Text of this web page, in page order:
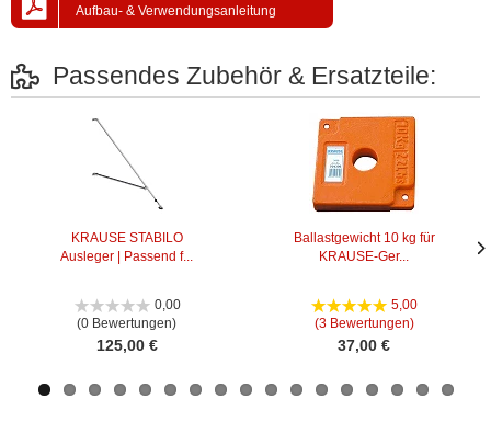
Aufbau- & Verwendungsanleitung
Passendes Zubehör & Ersatzteile:
KRAUSE STABILO
Ausleger | Passend f...
0,00
(0 Bewertungen)
125,00 €
Ballastgewicht 10 kg für
KRAUSE-Ger...
5,00
(3 Bewertungen)
37,00 €